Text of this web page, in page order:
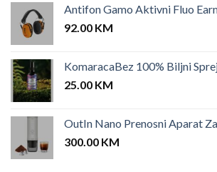
Antifon Gamo Aktivni Fluo
92.00 KM
KomaracaBez 100% Biljni
25.00 KM
OutIn Nano Prenosni Aparat
300.00 KM